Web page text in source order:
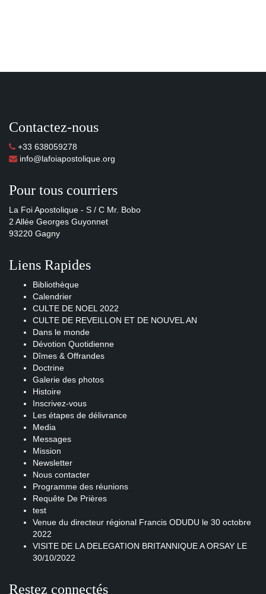
Contactez-nous
+33 638059278
info@lafoiapostolique.org
Pour tous courriers
La Foi Apostolique - S / C Mr. Bobo
2 Allée Georges Guyonnet
93220 Gagny
Liens Rapides
Bibliothèque
Calendrier
CULTE DE NOEL 2022
CULTE DE REVEILLON ET DE NOUVEL AN
Dans le monde
Dévotion Quotidienne
Dîmes & Offrandes
Doctrine
Galerie des photos
Histoire
Inscrivez-vous
Les étapes de délivrance
Media
Messages
Mission
Newsletter
Nous contacter
Programme des réunions
Requête De Prières
test
Venue du directeur régional Francis ODUDU le 30 octobre
2022
VISITE DE LA DELEGATION BRITANNIQUE A ORSAY LE
30/10/2022
Restez connectés